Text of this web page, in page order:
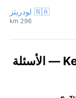
🇳🇦 لودريتز
296 km
الطقس في Keetmanshoop — الأسئلة